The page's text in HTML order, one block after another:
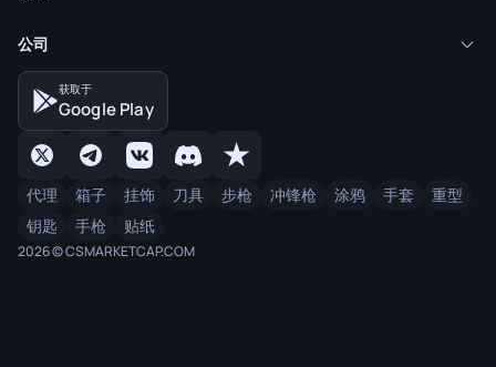
公司
获取于
Google Play
代理 箱子 挂饰 刀具 步枪 冲锋枪 涂鸦 手套
重型
钥匙
手枪 贴纸
2026 © CSMARKETCAP.COM